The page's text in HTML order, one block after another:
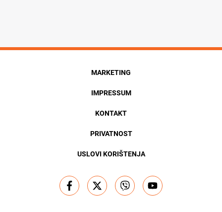
MARKETING
IMPRESSUM
KONTAKT
PRIVATNOST
USLOVI KORIŠTENJA